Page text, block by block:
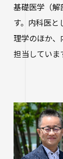
基礎医学（解
す。内科医
理学のほか、
担当していま